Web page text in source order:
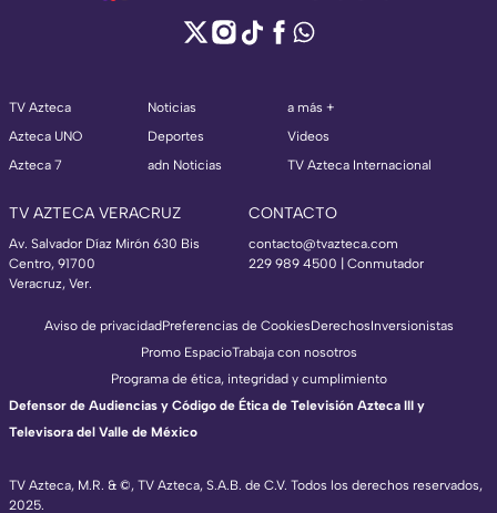
TV Azteca
Azteca UNO
Azteca 7
Noticias
Deportes
adn Noticias
a más +
Videos
TV Azteca Internacional
TV AZTECA VERACRUZ
Av. Salvador Díaz Mirón 630 Bis
Centro, 91700
Veracruz, Ver.
CONTACTO
contacto@tvazteca.com
229 989 4500 | Conmutador
TV Azteca, M.R. & ©, TV Azteca, S.A.B. de C.V. Todos los derechos reservados,
2025.
Aviso de privacidadPreferencias de CookiesDerechosInversionistas
Promo EspacioTrabaja con nosotros
Programa de ética, integridad y cumplimiento
Defensor de Audiencias y Código de Ética de Televisión Azteca III y
Televisora del Valle de México